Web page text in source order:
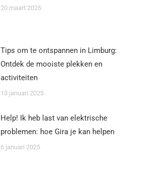
20 maart 2025
Tips om te ontspannen in Limburg:
Ontdek de mooiste plekken en
activiteiten
13 januari 2025
Help! Ik heb last van elektrische
problemen: hoe Gira je kan helpen
6 januari 2025